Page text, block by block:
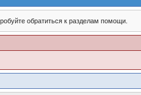
обратиться к разделам помощи.